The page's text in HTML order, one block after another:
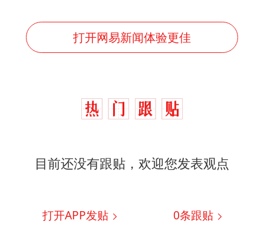
打开网易新闻体验更佳
目前还没有跟贴，欢迎您发表观点
打开APP发贴 0条跟贴